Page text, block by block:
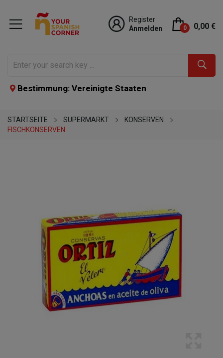
Register
Anmelden
0 0,00 €
Bestimmung: Vereinigte Staaten
STARTSEITE SUPERMARKT
KONSERVEN
FISCHKONSERVEN